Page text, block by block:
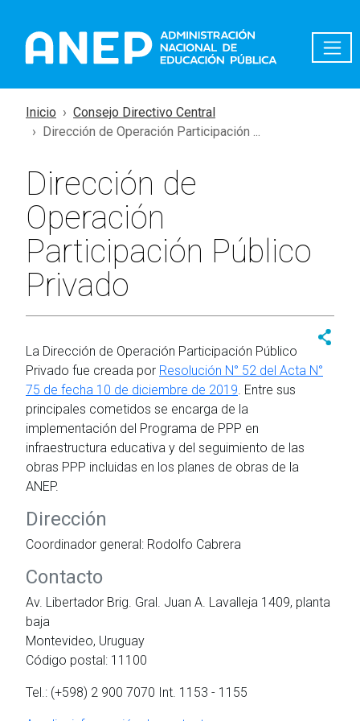
Inicio
Consejo Directivo Central
Dirección de Operación Participación ...
Dirección de
Operación
Participación Público
Privado
La Dirección de Operación Participación Público
Privado fue creada por Resolución N° 52 del Acta N°
75 de fecha 10 de diciembre de 2019. Entre sus
principales cometidos se encarga de la
implementación del Programa de PPP en
infraestructura educativa y del seguimiento de las
obras PPP incluidas en los planes de obras de la
ANEP.
Dirección
Coordinador general: Rodolfo Cabrera
Contacto
Av. Libertador Brig. Gral. Juan A. Lavalleja 1409, planta
baja
Montevideo, Uruguay
Código postal: 11100
Tel.: (+598) 2 900 7070 Int. 1153 - 1155